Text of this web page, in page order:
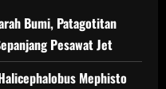
Bumi, Patagotitan
Pesawat Jet
Mephisto